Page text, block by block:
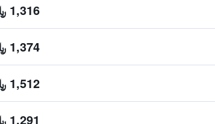
1,316 ﷼
1,374 ﷼
1,512 ﷼
1,291 ﷼